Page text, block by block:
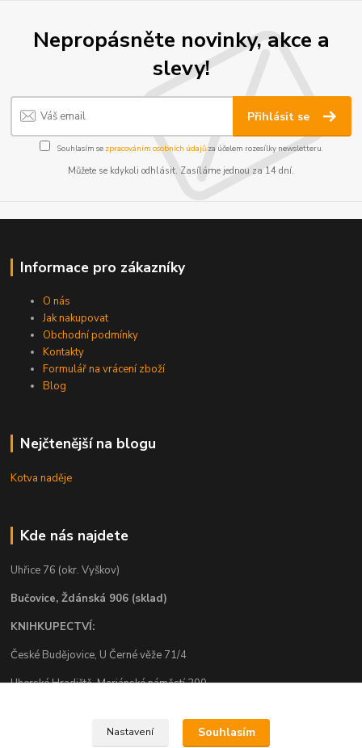
Nepropásněte novinky, akce a
slevy!
Přihlásit se
Souhlasím se zpracováním osobních údajůza účelem rozesílky newsletteru.
Můžete se kdykoli odhlásit. Zasíláme jednou za 14 dní.
Informace pro zákazníky
O nás
Jak nakupovat
Obchodní podmínky
Kontakty
Formulář na vrácení zboží
Blog
Nejčtenější na blogu
Kotva naděje
Kde nás najdete
Uhřice 76 (okr. Vyškov)
Bučovice, Ždánská 906 (sklad)
KNIHKUPECTVÍ:
České Budějovice, U Černé věže 71/4
Uherské Hradiště, Mariánské náměstí 200
Nastavení Souhlasím